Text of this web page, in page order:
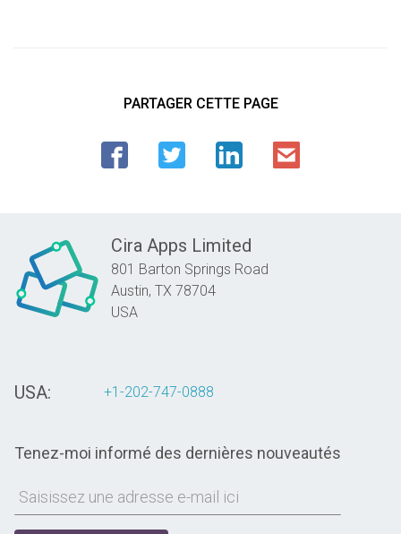
PARTAGER CETTE PAGE
Cira Apps Limited
801 Barton Springs Road
Austin, TX 78704
USA
USA: +1-202-747-0888
Tenez-moi informé des dernières nouveautés